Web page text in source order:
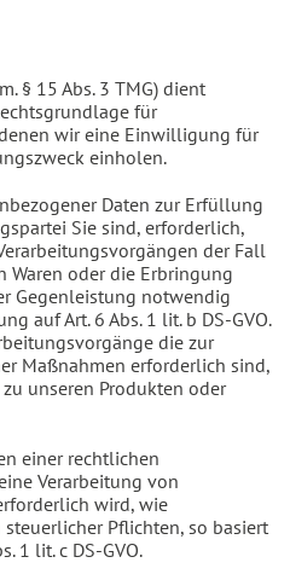
§ 15 Abs. 3 TMG) dient
für
wir eine Einwilligung für
einholen.
Daten zur Erfüllung
Sie sind, erforderlich,
der Fall
Waren oder die Erbringung
Gegenleistung notwendig
auf Art. 6 Abs. 1 lit. b DS-GVO.
die zur
Maßnahmen erforderlich sind,
unseren Produkten oder
einer rechtlichen
Verarbeitung von
wird, wie
Pflichten, so basiert
1 lit. c DS-GVO.